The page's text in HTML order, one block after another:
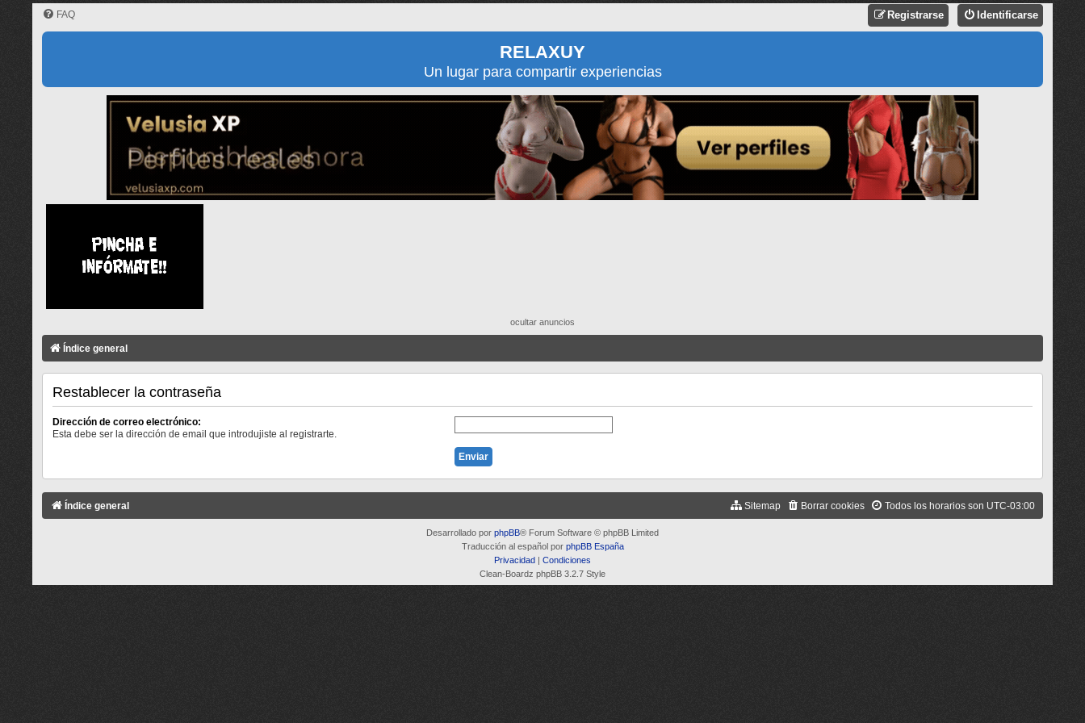
FAQ Identificarse
Registrarse
RELAXUY
Un lugar para compartir experiencias
ocultar anuncios
Índice general
Restablecer la contraseña
Dirección de correo electrónico:
Esta debe ser la dirección de email que introdujiste al registrarte.
Índice general Todos los horarios son UTC-03:00
Borrar cookies
Sitemap
Desarrollado por phpBB® Forum Software © phpBB Limited
Traducción al español por phpBB España
Privacidad
Condiciones
Clean-Boardz phpBB 3.2.7 Style